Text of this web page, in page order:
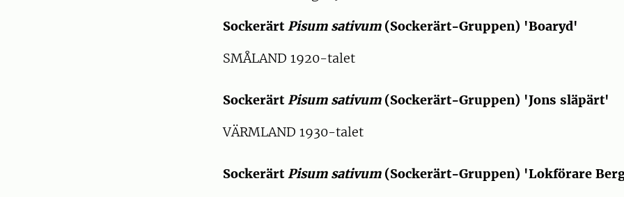
SockerärtPisum sativum(Sockerärt-Gruppen) 'Boaryd'
SMÅLAND 1920-talet
SockerärtPisum sativum(Sockerärt-Gruppen) 'Jons släpärt'
VÄRMLAND 1930-talet
SockerärtPisum sativum(Sockerärt-Gruppen) 'Lokförare